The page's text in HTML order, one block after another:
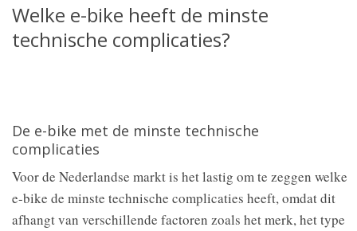
Welke e-bike heeft de minste
technische complicaties?
De e-bike met de minste technische
complicaties
Voor de Nederlandse markt is het lastig om te zeggen welke
e-bike de minste technische complicaties heeft, omdat dit
afhangt van verschillende factoren zoals het merk, het type